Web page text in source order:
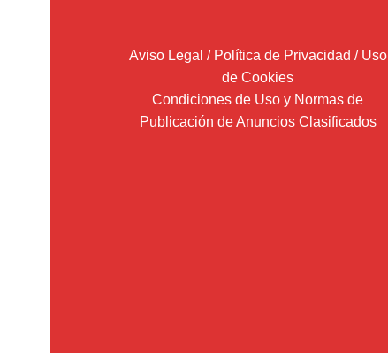
Aviso Legal / Política de Privacidad / Uso
de Cookies
Condiciones de Uso y Normas de
Publicación de Anuncios Clasificados